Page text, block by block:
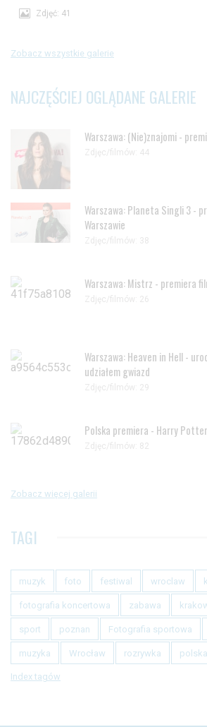
Zdjęć: 41
Zobacz wszystkie galerie
NAJCZĘŚCIEJ OGLĄDANE GALERIE
Warszawa: (Nie)znajomi -
Zdjęc/filmów: 44
Warszawa: Planeta Singli 3 -
Warszawie
Zdjęc/filmów: 38
Warszawa: Mistrz - premiera
Zdjęc/filmów: 26
Warszawa: Heaven in Hell -
udziałem gwiazd
Zdjęc/filmów: 29
Polska premiera - Harry
Zdjęc/filmów: 82
Zobacz więcej galerii
TAGI
muzyk foto festiwal wroclaw
fotografia koncertowa zabawa
sport poznan Fotografia sportowa
muzyka Wrocław rozrywka polska
Index tagów